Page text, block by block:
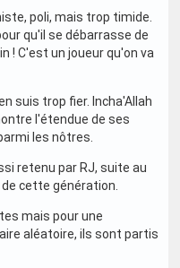
poli, mais trop timide.
qu'il se débarrasse de
! C'est un joueur qu'on va
suis trop fier. Incha'Allah
l'étendue de ses
les nôtres.
retenu par RJ, suite au
cette génération.
mais pour une
aléatoire, ils sont partis